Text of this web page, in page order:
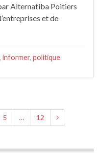
Alternatiba Poitiers
et de
, informer, politique
5 … 12